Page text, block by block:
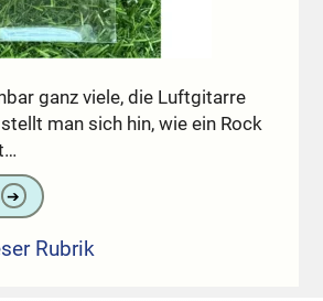
ganz viele, die Luftgitarre
man sich hin, wie ein Rock
➔
Rubrik